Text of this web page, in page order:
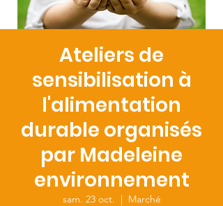
Ateliers de
sensibilisation à
l'alimentation
durable organisés
par Madeleine
environnement
sam. 23 oct.
  |
Marché